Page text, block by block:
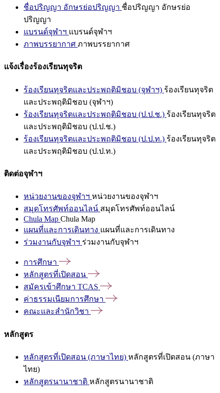
ชื่อปริญญา อักษรย่อปริญญา ชื่อปริญญา อักษรย่อ
ปริญญา
แบรนด์จุฬาฯ แบรนด์จุฬาฯ
ภาพบรรยากาศ ภาพบรรยากาศ
แจ้งเรื่องร้องเรียนทุจริต
ร้องเรียนทุจริตและประพฤติมิชอบ (จุฬาฯ) ร้องเรียนทุจริต
และประพฤติมิชอบ (จุฬาฯ)
ร้องเรียนทุจริตและประพฤติมิชอบ (ป.ป.ช.) ร้องเรียนทุจริต
และประพฤติมิชอบ (ป.ป.ช.)
ร้องเรียนทุจริตและประพฤติมิชอบ (ป.ป.ท.) ร้องเรียนทุจริต
และประพฤติมิชอบ (ป.ป.ท.)
ติดต่อจุฬาฯ
หน่วยงานของจุฬาฯ หน่วยงานของจุฬาฯ
สมุดโทรศัพท์ออนไลน์ สมุดโทรศัพท์ออนไลน์
Chula Map Chula Map
แผนที่และการเดินทาง แผนที่และการเดินทาง
ร่วมงานกับจุฬาฯ ร่วมงานกับจุฬาฯ
การศึกษา
หลักสูตรที่เปิดสอน
สมัครเข้าศึกษา TCAS
ค่าธรรมเนียมการศึกษา
คณะและสำนักวิชา
หลักสูตร
หลักสูตรที่เปิดสอน (ภาษาไทย) หลักสูตรที่เปิดสอน (ภาษา
ไทย)
หลักสูตรนานาชาติ หลักสูตรนานาชาติ